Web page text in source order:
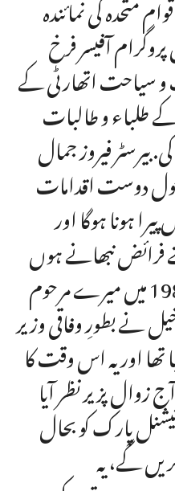
آفیسر فرخ
و سیاحت اتھارٹی کے
کے طلباء و طالبات
فیروز جمال
دوست اقدامات
ہونا ہوگا اور
فرائض نبھانے ہوں
گے، انہوں نے کہا کہ 1985 میں میرے مرحوم
نے بطورِ وفاقی وزیر
اور یہ اس وقت کا
زوال پزیر نظر آیا
پارک کو بحال
گے، یہ